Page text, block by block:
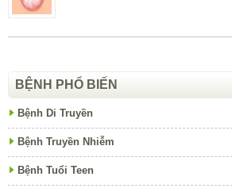
BỆNH PHỔ BIẾN
Bệnh Di Truyền
Bệnh Truyền Nhiễm
Bệnh Tuổi Teen